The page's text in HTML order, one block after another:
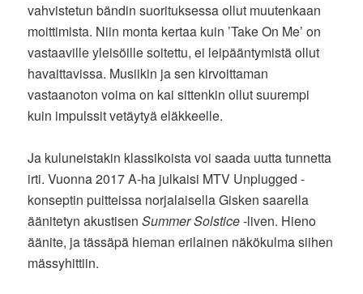
vahvistetun bändin suorituksessa ollut muutenkaan
moittimista. Niin monta kertaa kuin ’Take On Me’ on
vastaaville yleisöille soitettu, ei leipääntymistä ollut
havaittavissa. Musiikin ja sen kirvoittaman
vastaanoton voima on kai sittenkin ollut suurempi
kuin impulssit vetäytyä eläkkeelle.
Ja kuluneistakin klassikoista voi saada uutta tunnetta
irti. Vuonna 2017 A-ha julkaisi MTV Unplugged -
konseptin puitteissa norjalaisella Gisken saarella
äänitetyn akustisenSummer Solstice-liven. Hieno
äänite, ja tässäpä hieman erilainen näkökulma siihen
mässyhittiin.